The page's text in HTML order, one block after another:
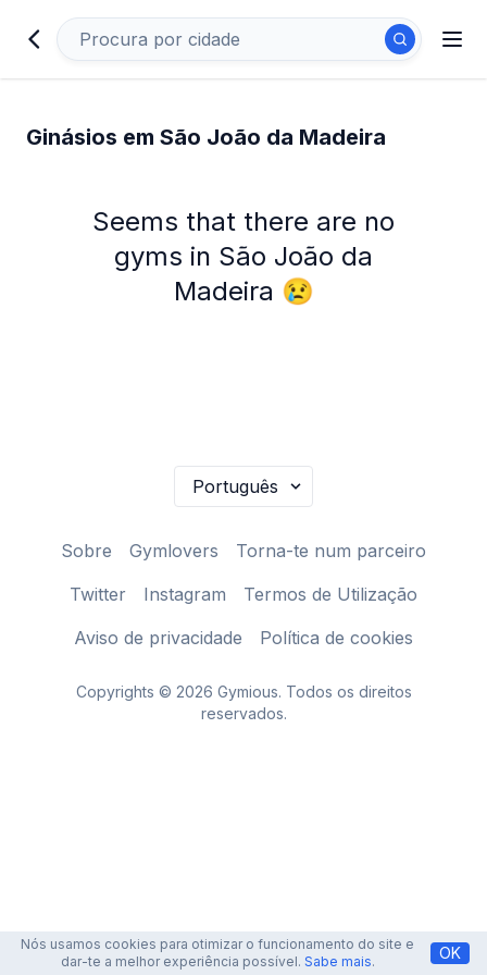
Ginásios em São João da Madeira
Seems that there are no
gyms in São João da
Madeira 😢
Sobre Gymlovers
Torna-te num parceiro
Twitter
Instagram
Termos de Utilização
Aviso de privacidade
Política de cookies
Copyrights © 2026 Gymious. Todos os direitos
reservados.
Nós usamos cookies para otimizar o funcionamento do site e
dar-te a melhor experiência possível. Sabe mais. OK